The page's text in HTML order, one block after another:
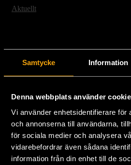
Samtycke Information
Denna webbplats använder
Vi använder enhetsidentifierare för
och annonserna till användarna,
för sociala medier och analysera
vidarebefordrar även sådana
information från din enhet till de
Aktuellt
Stockholms Stadsmission
Huvudkontor:
Hesselmans Torg 14
08-684 230 00
info [at]stadsmissionen.se